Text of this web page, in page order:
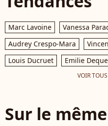
Marc Lavoine Vanessa
Audrey Crespo-Mara
Louis Ducruet
Emilie
VOIR
Sur le